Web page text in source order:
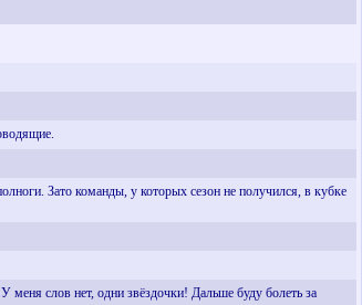
Зато команды, у которых сезон не получился, в кубке
слов нет, одни звёздочки! Дальше буду болеть за